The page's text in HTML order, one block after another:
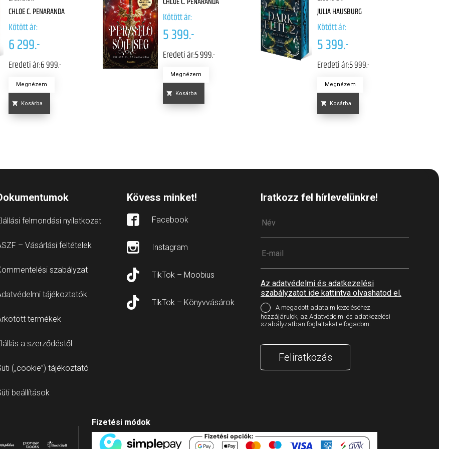
CHLOE C. PENARANDA
Kötött ár:
6 299.-
Eredeti ár:6 999.-
Megnézem
Kosárba
Kötött ár:
5 399.-
Eredeti ár:5 999.-
Megnézem
Kosárba
JULIA HAUSBURG
Kötött ár:
5 399.-
Eredeti ár:5 999.-
Megnézem
Kosárba
felmondási nyilatkozat
– Vásárlási feltételek
szabályzat
tájékoztatók
termékek
a szerződéstől
(„cookie”) tájékoztató
beállítások
Kövess minket!
Facebook
Instagram
TikTok – Moobius
TikTok – Könyvvásárok
Iratkozz fel hírlevelünkre!
Az adatvédelmi és adatkezelési
szabályzatot ide kattintva olvashatod el.
A megadott adataim kezeléséhez
hozzájárulok, az Adatvédelmi és adatkezelési
szabályzatban foglaltakat elfogadom.
Feliratkozás
Fizetési módok